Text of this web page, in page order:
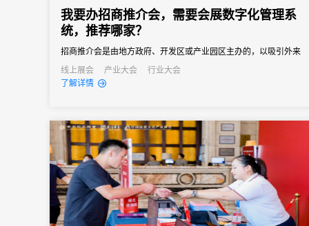
我要办招商推介会，需要会展数字化管理系
统，推荐哪家？
招商推介会是由地方政府、开发区或产业园区主办的，以吸引外来
投资、促进产业落地为核心目标的专题商务活动。参会客商涵盖世
界500强、行业龙头、投资机构和商会协会，单场活动潜在投资意
会务系统不...
线上展会 产业大会
行业大会
了解详情